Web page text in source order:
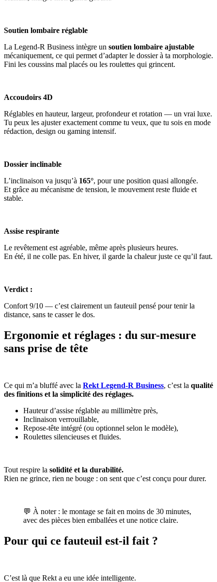
Soutien lombaire réglable
La Legend-R Business intègre un soutien lombaire ajustable
mécaniquement, ce qui permet d’adapter le dossier à ta morphologie.
Fini les coussins mal placés ou les roulettes qui grincent.
Accoudoirs 4D
Réglables en hauteur, largeur, profondeur et rotation — un vrai luxe.
Tu peux les ajuster exactement comme tu veux, que tu sois en mode
rédaction, design ou gaming intensif.
Dossier inclinable
L’inclinaison va jusqu’à 165°, pour une position quasi allongée.
Et grâce au mécanisme de tension, le mouvement reste fluide et
stable.
Assise respirante
Le revêtement est agréable, même après plusieurs heures.
En été, il ne colle pas. En hiver, il garde la chaleur juste ce qu’il faut.
Verdict :
Confort 9/10 — c’est clairement un fauteuil pensé pour tenir la
distance, sans te casser le dos.
Ergonomie et réglages : du sur-mesure
sans prise de tête
Ce qui m’a bluffé avec la Rekt Legend-R Business, c’est la qualité
des finitions et la simplicité des réglages.
Hauteur d’assise réglable au millimètre près,
Inclinaison verrouillable,
Repose-tête intégré (ou optionnel selon le modèle),
Roulettes silencieuses et fluides.
Tout respire la solidité et la durabilité.
Rien ne grince, rien ne bouge : on sent que c’est conçu pour durer.
💬 À noter : le montage se fait en moins de 30 minutes,
avec des pièces bien emballées et une notice claire.
Pour qui ce fauteuil est-il fait ?
C’est là que Rekt a eu une idée intelligente.